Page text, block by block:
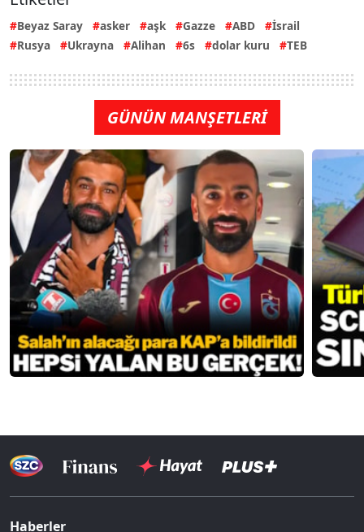
Beyaz Saray asker aşk Gazze ABD
İsrail
Rusya
Ukrayna Alihan 6s dolar kuru TEB
GÜNÜN MANŞETLERİ
Haberler